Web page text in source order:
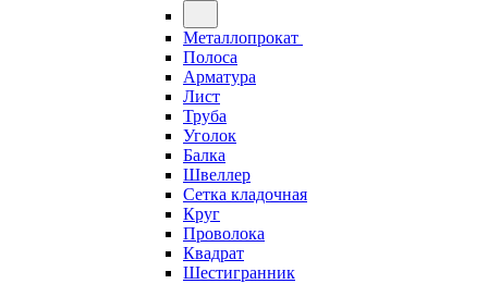
Металлопрокат
Полоса
Арматура
Лист
Труба
Уголок
Балка
Швеллер
Сетка кладочная
Круг
Проволока
Квадрат
Шестигранник